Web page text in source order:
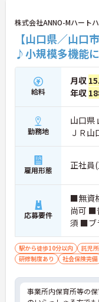
株式会社ANNO-Mハート
【山口県／山口
♪小規模多機能
給料
月収
年収
勤務地
山口県
ＪＲ
雇用形態 正社員
応募要件
■無資
尚可 ■
須 ■ブ
駅から徒歩10分以内 託児
研修制度あり
社会保険完備
事業所内保育所等の